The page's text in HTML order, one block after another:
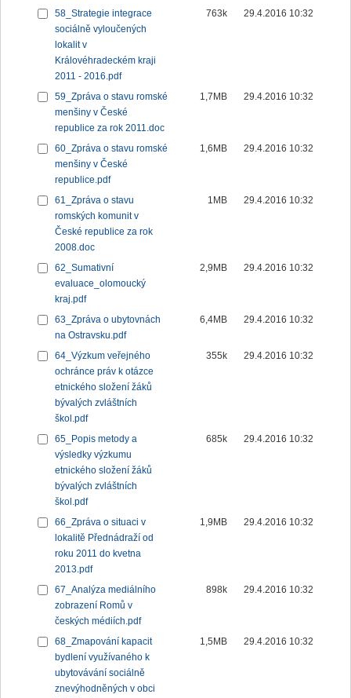
58_Strategie integrace
sociálně vyloučených
lokalit v
Královéhradeckém kraji
2011 - 2016.pdf
763k 29.4.2016 10:32
59_Zpráva o stavu romské
menšiny v České
republice za rok 2011.doc
1,7MB 29.4.2016 10:32
60_Zpráva o stavu romské
menšiny v České
republice.pdf
1,6MB 29.4.2016 10:32
61_Zpráva o stavu
romských komunit v
České republice za rok
2008.doc
1MB 29.4.2016 10:32
62_Sumativní
evaluace_olomoucký
kraj.pdf
2,9MB 29.4.2016 10:32
63_Zpráva o ubytovnách
na Ostravsku.pdf
6,4MB 29.4.2016 10:32
64_Výzkum veřejného
ochránce práv k otázce
etnického složení žáků
bývalých zvláštních
škol.pdf
355k 29.4.2016 10:32
65_Popis metody a
výsledky výzkumu
etnického složení žáků
bývalých zvláštních
škol.pdf
685k 29.4.2016 10:32
66_Zpráva o situaci v
lokalitě Přednádraží od
roku 2011 do kvetna
2013.pdf
1,9MB 29.4.2016 10:32
67_Analýza mediálního
zobrazení Romů v
českých médiích.pdf
898k 29.4.2016 10:32
68_Zmapování kapacit
bydlení využívaného k
ubytovávání sociálně
znevýhodněných v obci
1,5MB 29.4.2016 10:32